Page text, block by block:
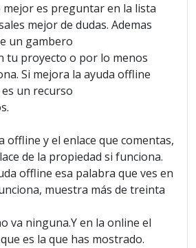
es preguntar en la lista
mejor de dudas. Ademas
un gambero
tu proyecto o por lo menos
Si mejora la ayuda offline
un recurso
offline y el enlace que comentas,
de la propiedad si funciona.
offline esa palabra que ves en
muestra más de treinta
va ninguna.Y en la online el
es la que has mostrado.